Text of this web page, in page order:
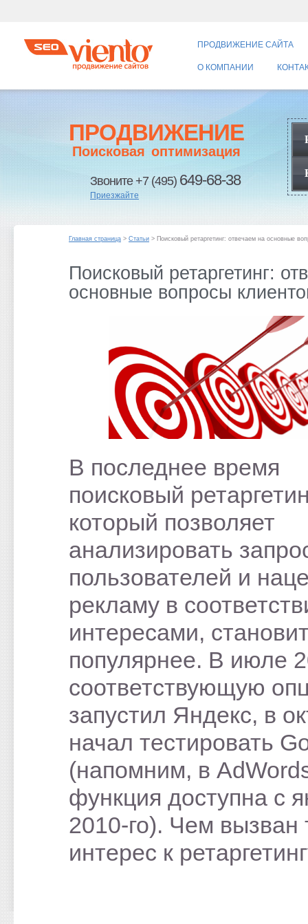
ПРОДВИЖЕНИЕ САЙТА
О КОМПАНИИ
ПРОДВИЖЕНИЕ
Поисковая оптимизация
Звоните +7 (495) 649-68-38
Приезжайте
Главная страница > Статьи > Поисковый ретаргетинг: отвечаем на основные
Поисковый ретаргетинг:
основные вопросы
В последнее время
поисковый
который позволяет
анализировать
пользователей и
рекламу в
интересами,
популярнее. В июле
соответствующую
запустил Яндекс, в
начал тестировать
(напомним, в
функция доступна с
2010-го). Чем вызван
интерес к